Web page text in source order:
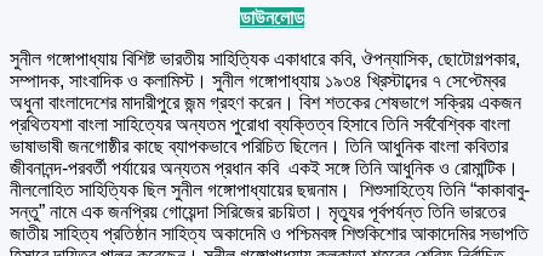
ডাউনলোড
সুনীল গঙ্গোপাধ্যায় বিশিষ্ট ভারতীয় সাহিত্যিক একাধারে কবি, ঔপন্যাসিক, ছোটোগল্পকার,
সম্পাদক, সাংবাদিক ও কলামিস্ট। সুনীল গঙ্গোপাধ্যায় ১৯৩৪ খ্রিস্টাব্দের ৭ সেপ্টেম্বর
অধুনা বাংলাদেশের মাদারীপুরে জন্ম গ্রহণ করেন। বিশ শতকের শেষভাগে সক্রিয় একজন
প্রথিতযশা বাংলা সাহিত্যের অন্যতম পুরোধা ব্যক্তিত্ব হিসাবে তিনি সর্ববৈশ্বিক বাংলা
ভাষাভাষী জনগোষ্ঠীর কাছে ব্যাপকভাবে পরিচিত ছিলেন। তিনি আধুনিক বাংলা কবিতার
জীবনানন্দ-পরবর্তী পর্যায়ের অন্যতম প্রধান কবি একই সঙ্গে তিনি আধুনিক ও রোমান্টিক।
নীললোহিত সাহিত্যিক ছিল সুনীল গঙ্গোপাধ্যায়ের ছদ্মনাম। শিশুসাহিত্যে তিনি “কাকাবাবু-
সন্তু” নামে এক জনপ্রিয় গোয়েন্দা সিরিজের রচয়িতা। মৃত্যুর পূর্বপর্যন্ত তিনি ভারতের
জাতীয় সাহিত্য প্রতিষ্ঠান সাহিত্য অকাদেমি ও পশ্চিমবঙ্গ শিশুকিশোর আকাদেমির সভাপতি